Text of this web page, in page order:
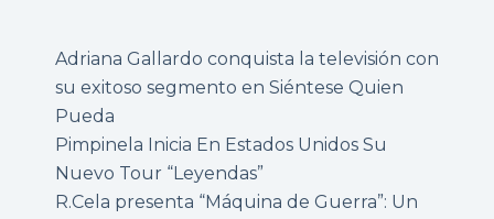
Adriana Gallardo conquista la televisión con
su exitoso segmento en Siéntese Quien
Pueda
Pimpinela Inicia En Estados Unidos Su
Nuevo Tour “Leyendas”
R.Cela presenta “Máquina de Guerra”: Un